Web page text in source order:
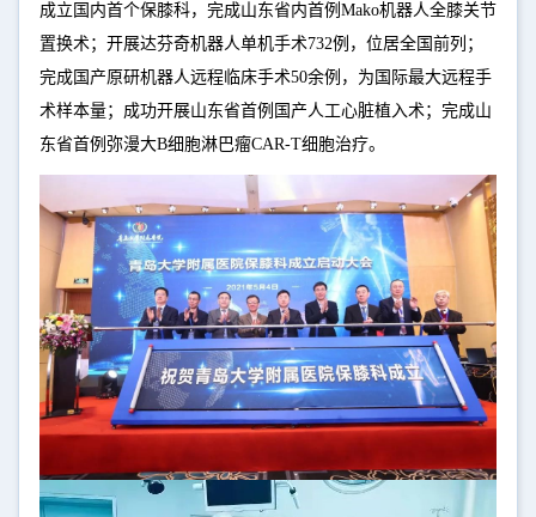
成立国内首个保膝科，完成山东省内首例Mako机器人全膝关节
置换术；开展达芬奇机器人单机手术732例，位居全国前列；
完成国产原研机器人远程临床手术50余例，为国际最大远程手
术样本量；成功开展山东省首例国产人工心脏植入术；完成山
东省首例弥漫大B细胞淋巴瘤CAR-T细胞治疗。